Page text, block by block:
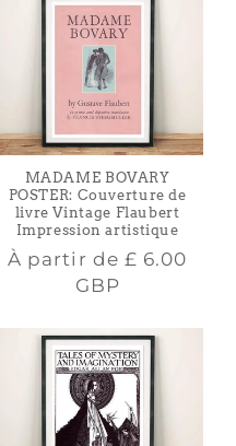
MADAME BOVARY
POSTER: Couverture de
livre Vintage Flaubert
Impression artistique
Prix
habituel
À partir de £ 6.00
GBP